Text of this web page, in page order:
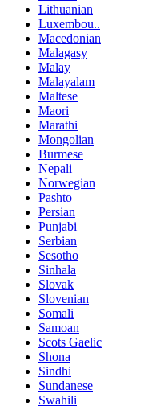
Lithuanian
Luxembou..
Macedonian
Malagasy
Malay
Malayalam
Maltese
Maori
Marathi
Mongolian
Burmese
Nepali
Norwegian
Pashto
Persian
Punjabi
Serbian
Sesotho
Sinhala
Slovak
Slovenian
Somali
Samoan
Scots Gaelic
Shona
Sindhi
Sundanese
Swahili